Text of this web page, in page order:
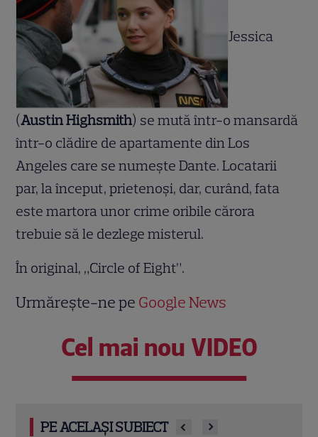
Jessica
(Austin Highsmith) se mută într-o mansardă
într-o clădire de apartamente din Los
Angeles care se numește Dante. Locatarii
par, la început, prietenoși, dar, curând, fata
este martora unor crime oribile cărora
trebuie să le dezlege misterul.
În original, „Circle of Eight”.
Urmărește-ne pe Google News
Cel mai nou VIDEO
PE ACELAȘI SUBIECT